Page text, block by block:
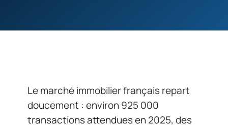
Le marché immobilier français repart
doucement : environ 925 000
transactions attendues en 2025, des